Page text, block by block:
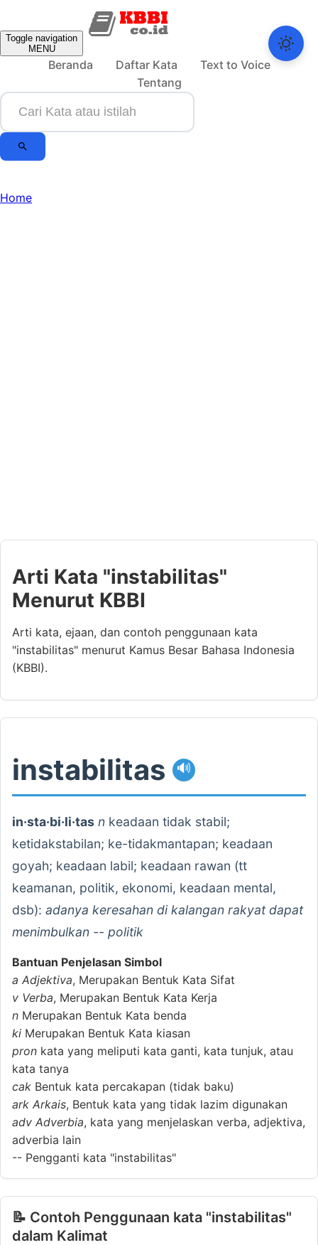
Toggle navigation
MENU
Beranda Daftar Kata
Text to Voice
Tentang
Home
Arti Kata "instabilitas"
Menurut KBBI
Arti kata, ejaan, dan contoh penggunaan kata
"instabilitas" menurut Kamus Besar Bahasa Indonesia
(KBBI).
instabilitas 🔊
in·sta·bi·li·tas n keadaan tidak stabil;
ketidakstabilan; ke-tidakmantapan; keadaan
goyah; keadaan labil; keadaan rawan (tt
keamanan, politik, ekonomi, keadaan mental,
dsb): adanya keresahan di kalangan rakyat dapat
menimbulkan -- politik
Bantuan Penjelasan Simbol
a Adjektiva, Merupakan Bentuk Kata Sifat
v Verba, Merupakan Bentuk Kata Kerja
n Merupakan Bentuk Kata benda
ki Merupakan Bentuk Kata kiasan
pron kata yang meliputi kata ganti, kata tunjuk, atau
kata tanya
cak Bentuk kata percakapan (tidak baku)
ark Arkais, Bentuk kata yang tidak lazim digunakan
adv Adverbia, kata yang menjelaskan verba, adjektiva,
adverbia lain
-- Pengganti kata "instabilitas"
📝 Contoh Penggunaan kata "instabilitas"
dalam Kalimat